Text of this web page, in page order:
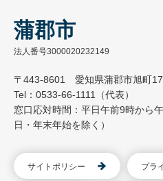
蒲郡市
法人番号3000020232149
〒443-8601 愛知県蒲郡市旭町
Tel：0533-66-1111（代表）
窓口応対時間：平日午前9時から
日・年末年始を除く）
サイトポリシー プラ